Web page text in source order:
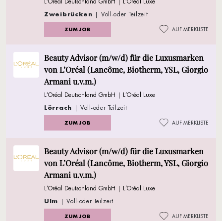
Zweibrücken | Voll-oder Teilzeit
ZUM JOB AUF MERKLISTE
Beauty Advisor (m/w/d) für die Luxusmarken
von L’Oréal (Lancôme, Biotherm, YSL, Giorgio
Armani u.v.m.)
L’Oréal Deutschland GmbH | L’Oréal Luxe
Lörrach | Voll-oder Teilzeit
ZUM JOB AUF MERKLISTE
Beauty Advisor (m/w/d) für die Luxusmarken
von L’Oréal (Lancôme, Biotherm, YSL, Giorgio
Armani u.v.m.)
L’Oréal Deutschland GmbH | L’Oréal Luxe
Ulm | Voll-oder Teilzeit
ZUM JOB AUF MERKLISTE